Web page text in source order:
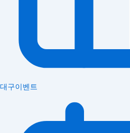
대구이벤트